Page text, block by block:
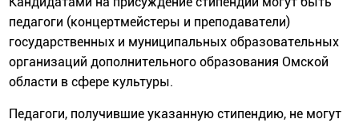
педагоги (концертмейстеры и преподаватели)
государственных и муниципальных образовательных
организаций дополнительного образования Омской
области в сфере культуры.
Педагоги, получившие указанную стипендию, не могут